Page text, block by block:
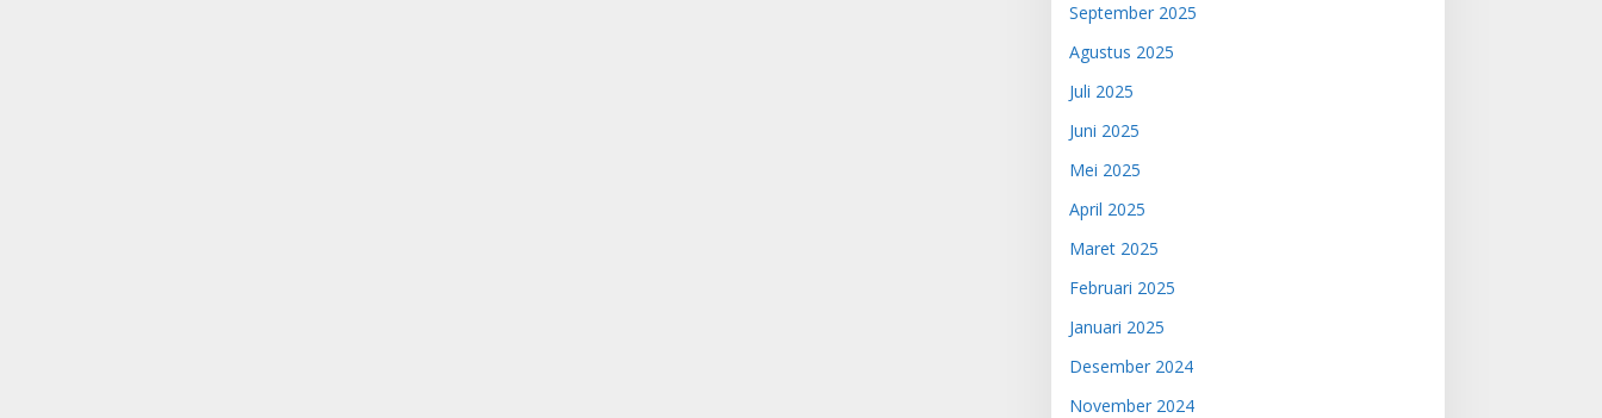
September 2025
Agustus 2025
Juli 2025
Juni 2025
Mei 2025
April 2025
Maret 2025
Februari 2025
Januari 2025
Desember 2024
November 2024